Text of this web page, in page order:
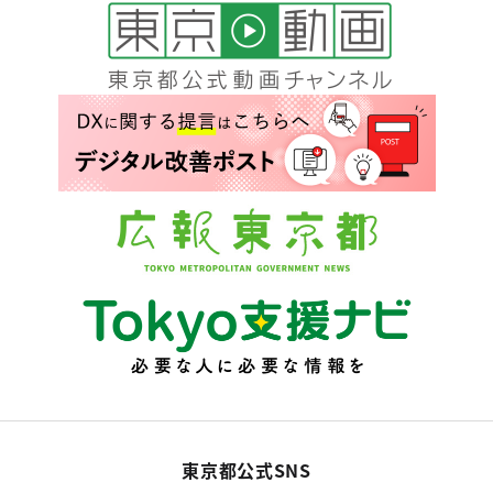
東京都公式SNS